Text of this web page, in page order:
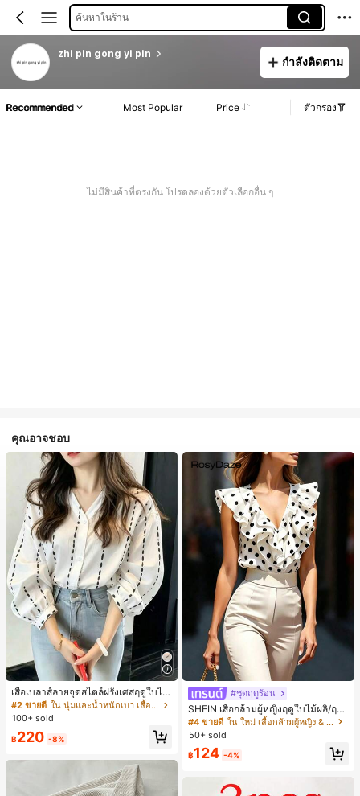
ค้นหาในร้าน
zhi pin gong yi pin
กำลังติดตาม
Recommended Most Popular Price ตัวกรอง
ไม่มีสินค้าที่ตรงกัน โปรดลองด้วยตัวเลือกอื่น ๆ
คุณอาจชอบ
เสื้อเบลาส์ลายจุดสไตล์ฝรั่งเศสฤดูใบไม้
ร่วง, ทรงเข้ารูป, แขนยาวคอวี, สไตล์ให
ม่ฤดูใบไม้ผลิ, ป้องกันแสงแดด, ใส่ไป
#2 ขายดี
ใน นุ่มและน้ำหนักเบา เสื้อสตรี เสื้อเบลาส์ & Tee
100+ sold
฿220 -8%
#ชุดฤดูร้อน
SHEIN เสื้อกล้ามผู้หญิงฤดูใบไม้ผลิ/ฤดูร้
อน ใหม่ สไตล์มินิมอลลำลองหรูหรา สีบ
ล็อก ลายจุด คอวี แพตช์เวิร์ก ชายระบา
ย แขนกุด ทรงเข้ารูป อเนกประสงค์, เสื้อ
ผู้หญิงฤดูใบไม้ผลิ/ฤดูร้อน, เสื้อหรูหราผู้
#4 ขายดี
ใน ใหม่ เสื้อกล้ามผู้หญิง & Camis
50+ sold
฿124 -4%